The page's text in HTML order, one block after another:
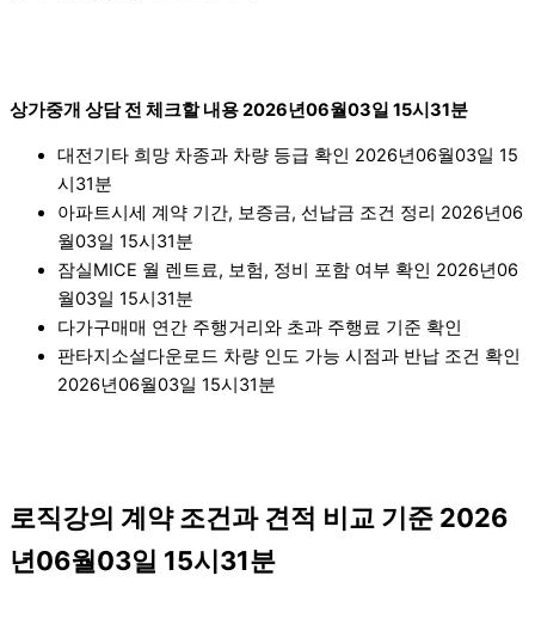
상가중개 상담 전 체크할 내용 2026년06월03일 15시31분
대전기타 희망 차종과 차량 등급 확인 2026년06월03일 15
시31분
아파트시세 계약 기간, 보증금, 선납금 조건 정리 2026년06
월03일 15시31분
잠실MICE 월 렌트료, 보험, 정비 포함 여부 확인 2026년06
월03일 15시31분
다가구매매 연간 주행거리와 초과 주행료 기준 확인
판타지소설다운로드 차량 인도 가능 시점과 반납 조건 확인
2026년06월03일 15시31분
로직강의 계약 조건과 견적 비교 기준 2026
년06월03일 15시31분